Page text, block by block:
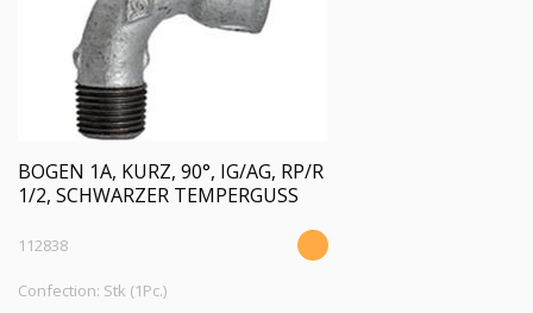
BOGEN 1A, KURZ, 90°, IG/AG, RP/R
1/2, SCHWARZER TEMPERGUSS
112838
Confection: Stk (1Pc.)